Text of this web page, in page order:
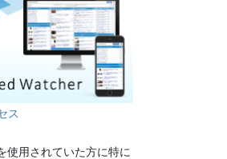
ス
使用されていた方に特に